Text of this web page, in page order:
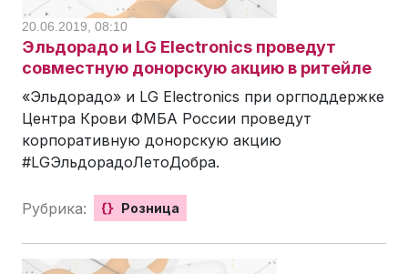
20.06.2019, 08:10
Эльдорадо и LG Electronics проведут
совместную донорскую акцию в ритейле
«Эльдорадо» и LG Electronics при оргподдержке
Центра Крови ФМБА России проведут
корпоративную донорскую акцию
#LGЭльдорадоЛетоДобра.
Рубрика: {} Розница